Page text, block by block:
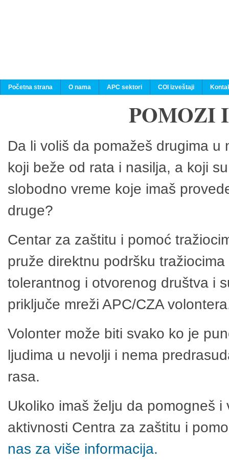
Početna strana O nama APC sektori COI izveštaji
POMOZI
Da li voliš da pomažeš drugima
koji beže od rata i nasilja, a koji
slobodno vreme koje imaš
druge?
Centar za zaštitu i pomoć
pruže direktnu podršku
tolerantnog i otvorenog društva i
priključe mreži APC/CZA
Volonter može biti svako ko je
ljudima u nevolji i nema
rasa.
Ukoliko imaš želju da pomogneš
aktivnosti Centra za zaštitu i
nas za više informacija.